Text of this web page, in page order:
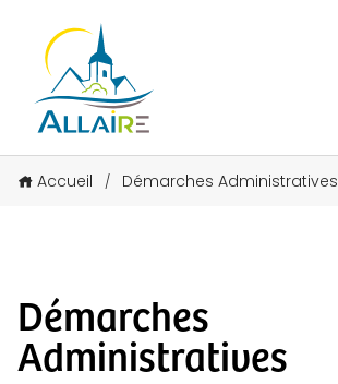
Accueil / Démarches Administratives
Démarches
Administratives